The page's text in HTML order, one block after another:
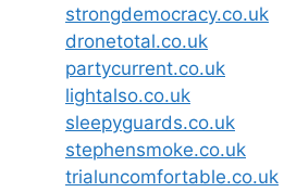
strongdemocracy.co.uk
dronetotal.co.uk
partycurrent.co.uk
lightalso.co.uk
sleepyguards.co.uk
stephensmoke.co.uk
trialuncomfortable.co.uk